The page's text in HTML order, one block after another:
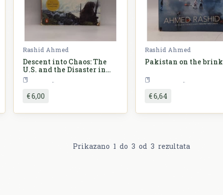
Rashid Ahmed
Descent into Chaos: The
U.S. and the Disaster in
Pakistan, Afghanistan,
and Central Asia
€ 6,00
Rashid Ahmed
Pakistan on the brink
€ 6,64
Prikazano 1 do 3 od 3 rezultata